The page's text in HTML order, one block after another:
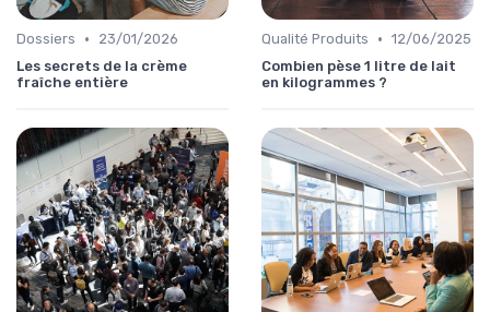
Dossiers •
23/01/2026
Les secrets de la crème
fraîche entière
Qualité Produits • 12/06/2025
Combien pèse 1 litre de lait
en kilogrammes ?